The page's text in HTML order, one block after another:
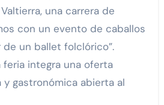
una carrera de
con un evento de caballos
de un ballet folclórico”.
integra una oferta
gastronómica abierta al